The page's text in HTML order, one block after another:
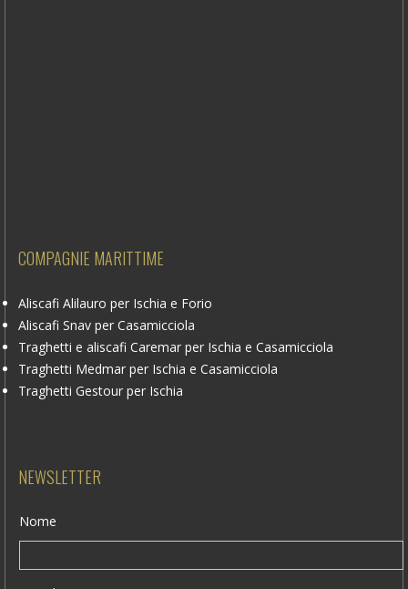
COMPAGNIE MARITTIME
Aliscafi Alilauro per Ischia e Forio
Aliscafi Snav per Casamicciola
Traghetti e aliscafi Caremar per Ischia e Casamicciola
Traghetti Medmar per Ischia e Casamicciola
Traghetti Gestour per Ischia
NEWSLETTER
Nome